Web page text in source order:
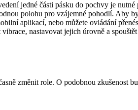
jedné části pásku do pochvy je
polohu pro vzájemné pohodlí. Aby
aplikací, nebo můžete ovládání
nastavovat jejich úrovně a
změnit role. O podobnou zkušenost